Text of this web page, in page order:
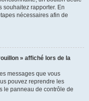
souhaitez rapporter. En
nécessaires afin de
» affiché lors de la
messages que vous
pouvez reprendre les
le panneau de contrôle de